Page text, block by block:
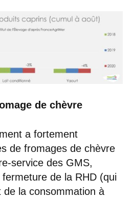
de chèvre
a fortement
de fromages de chèvre
service des GMS,
de la RHD (qui
de la consommation à